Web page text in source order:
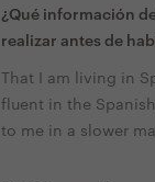
¿Qué información
realizar antes de
That I am living in
fluent in the
to me in a slower